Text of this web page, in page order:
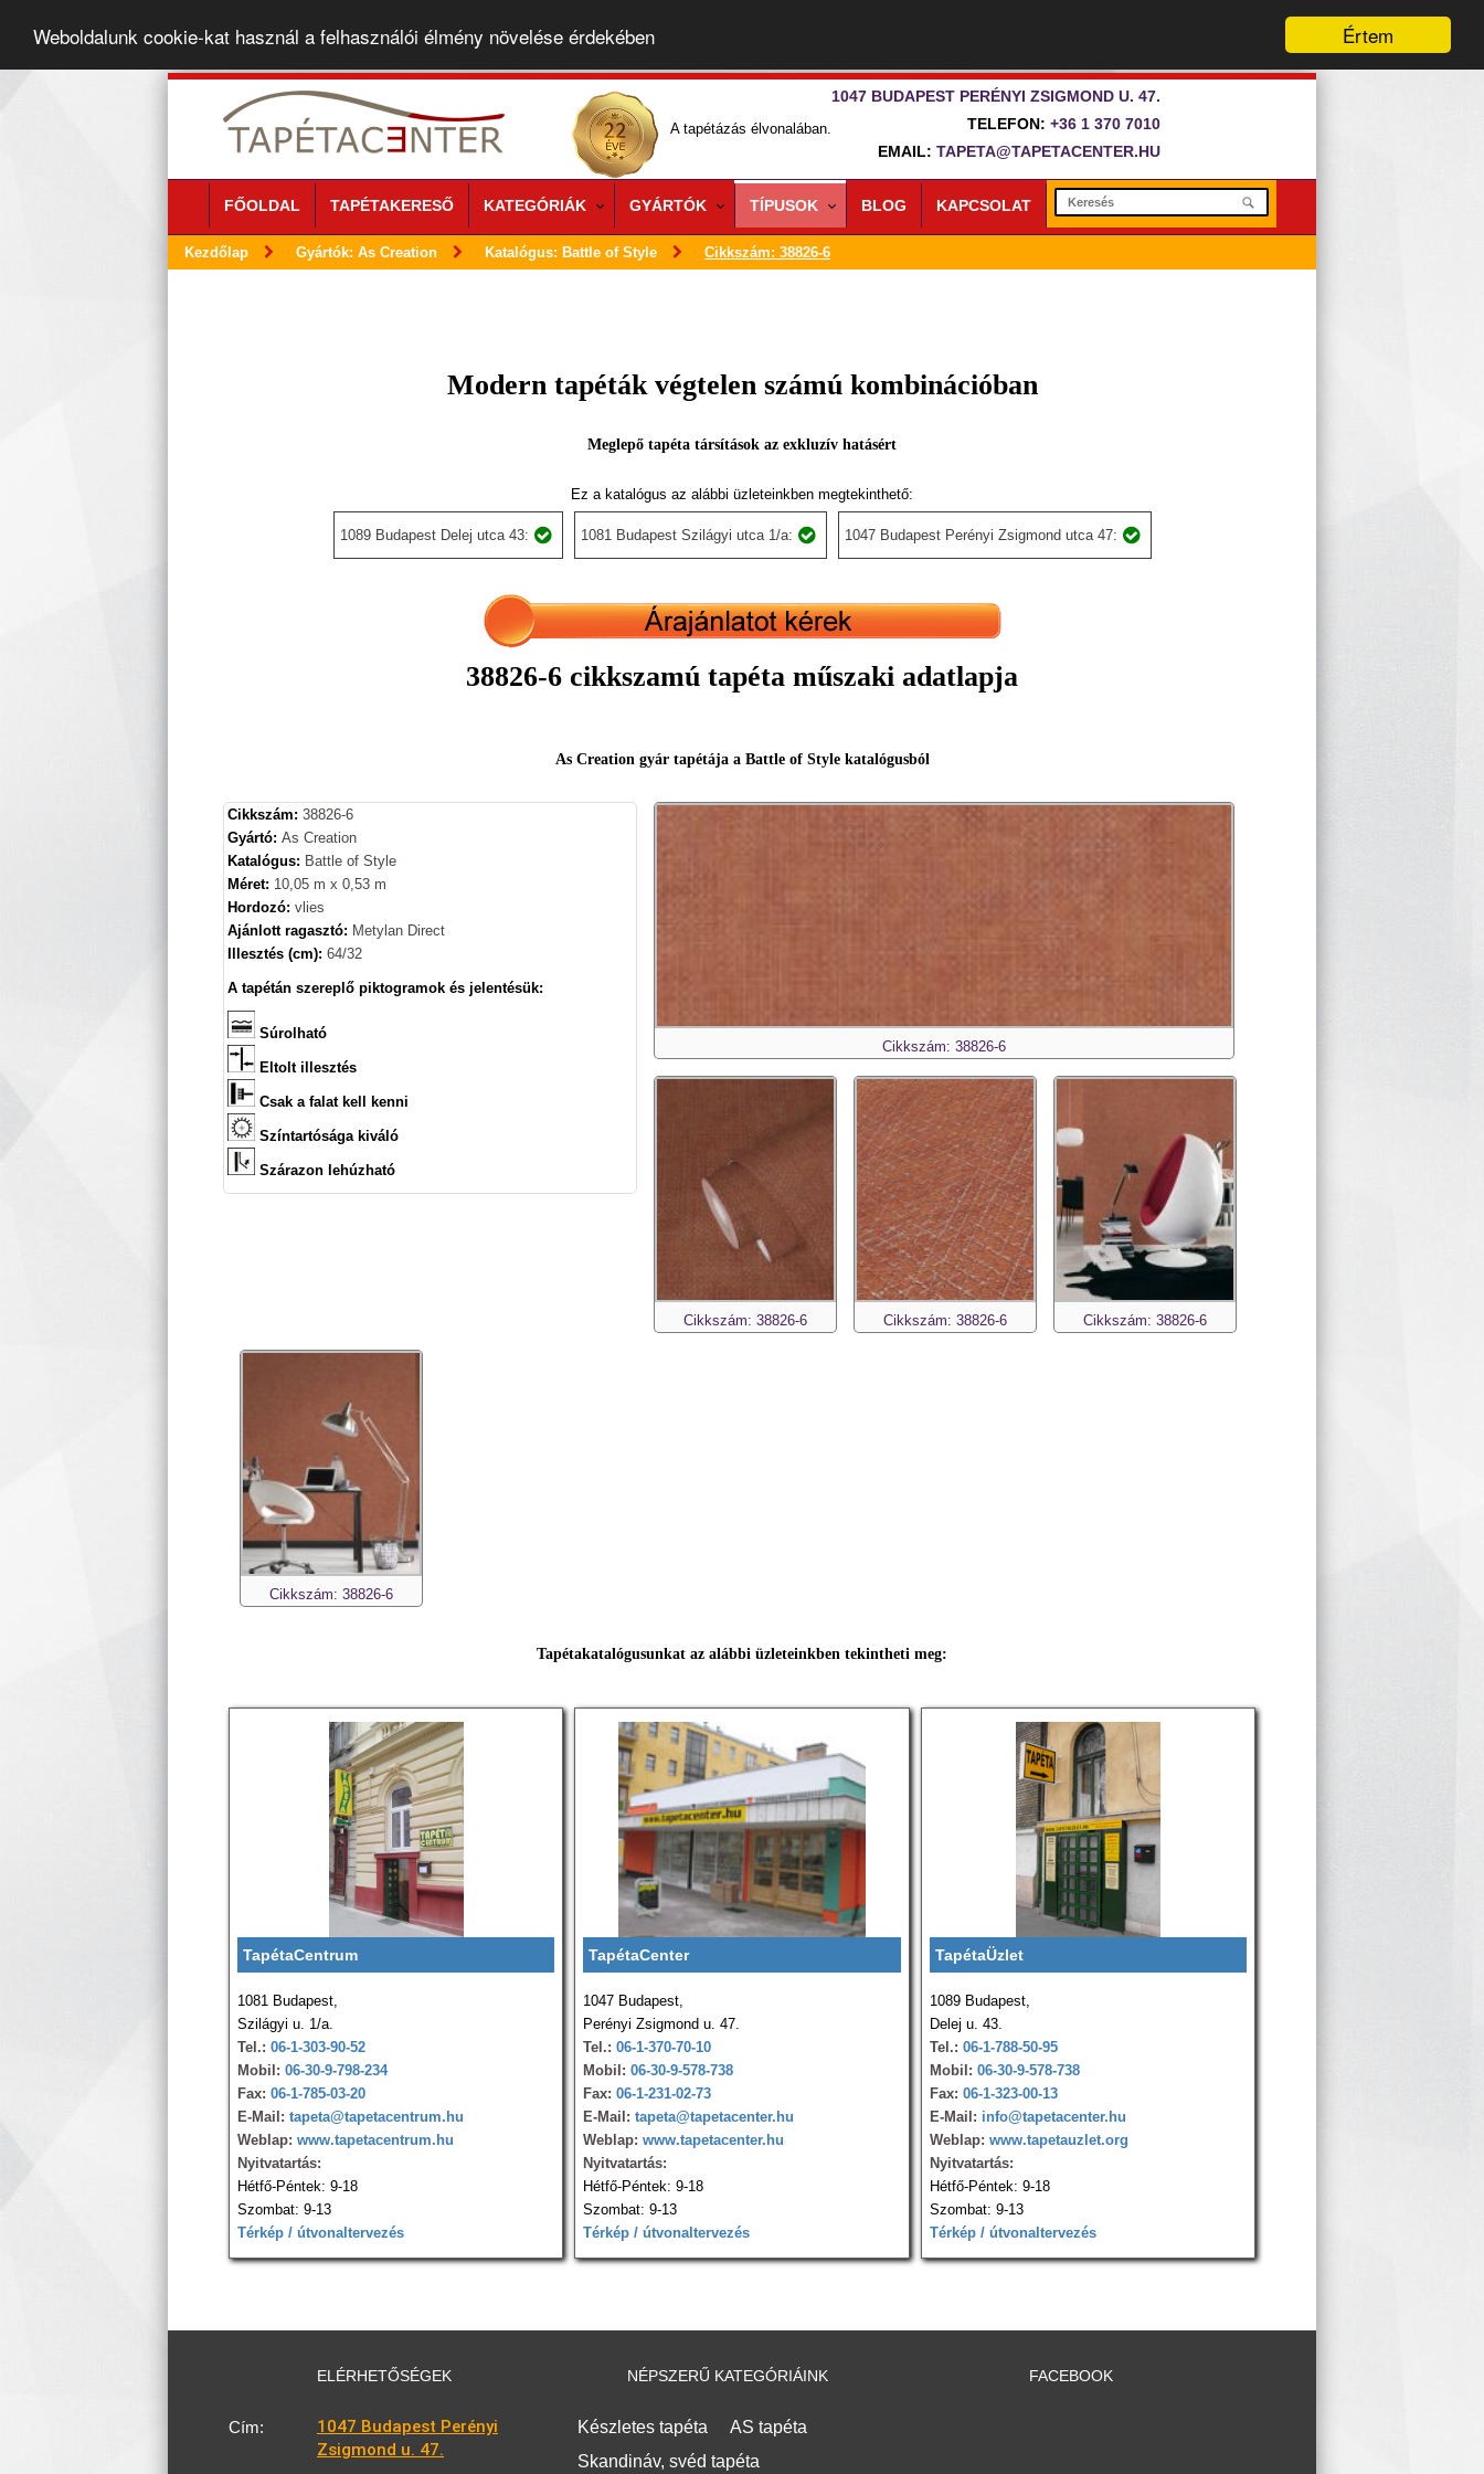
Értem
Weboldalunk cookie-kat használ a felhasználói élmény növelése érdekében
A tapétázás élvonalában.
1047 BUDAPEST PERÉNYI ZSIGMOND U. 47.
TELEFON: +36 1 370 7010
EMAIL: TAPETA@TAPETACENTER.HU
FŐOLDAL TAPÉTAKERESŐ KATEGÓRIÁK GYÁRTÓK TÍPUSOK BLOG KAPCSOLAT
Kezdőlap Gyártók: As Creation Katalógus: Battle of Style Cikkszám: 38826-6
Modern tapéták végtelen számú kombinációban
Meglepő tapéta társítások az exkluzív hatásért
Ez a katalógus az alábbi üzleteinkben megtekinthető:
1089 Budapest Delej utca 43: 1081 Budapest Szilágyi utca 1/a: 1047 Budapest Perényi Zsigmond utca 47:
38826-6 cikkszamú tapéta műszaki adatlapja
As Creation gyár tapétája a Battle of Style katalógusból
Cikkszám: 38826-6
Gyártó: As Creation
Katalógus: Battle of Style
Méret: 10,05 m x 0,53 m
Hordozó: vlies
Ajánlott ragasztó: Metylan Direct
Illesztés (cm): 64/32
A tapétán szereplő piktogramok és jelentésük:
Súrolható
Eltolt illesztés
Csak a falat kell kenni
Színtartósága kiváló
Szárazon lehúzható
Cikkszám: 38826-6
Cikkszám: 38826-6 Cikkszám: 38826-6 Cikkszám: 38826-6
Cikkszám: 38826-6
Tapétakatalógusunkat az alábbi üzleteinkben tekintheti meg:
TapétaCentrum
1081 Budapest,
Szilágyi u. 1/a.
Tel.: 06-1-303-90-52
Mobil: 06-30-9-798-234
Fax: 06-1-785-03-20
E-Mail: tapeta@tapetacentrum.hu
Weblap: www.tapetacentrum.hu
Nyitvatartás:
Hétfő-Péntek: 9-18
Szombat: 9-13
Térkép / útvonaltervezés
TapétaCenter
1047 Budapest,
Perényi Zsigmond u. 47.
Tel.: 06-1-370-70-10
Mobil: 06-30-9-578-738
Fax: 06-1-231-02-73
E-Mail: tapeta@tapetacenter.hu
Weblap: www.tapetacenter.hu
Nyitvatartás:
Hétfő-Péntek: 9-18
Szombat: 9-13
Térkép / útvonaltervezés
TapétaÜzlet
1089 Budapest,
Delej u. 43.
Tel.: 06-1-788-50-95
Mobil: 06-30-9-578-738
Fax: 06-1-323-00-13
E-Mail: info@tapetacenter.hu
Weblap: www.tapetauzlet.org
Nyitvatartás:
Hétfő-Péntek: 9-18
Szombat: 9-13
Térkép / útvonaltervezés
ELÉRHETŐSÉGEK
Cím:
1047 Budapest Perényi
Zsigmond u. 47.
NÉPSZERŰ KATEGÓRIÁINK
Készletes tapéta
AS tapéta
Skandináv, svéd tapéta
FACEBOOK